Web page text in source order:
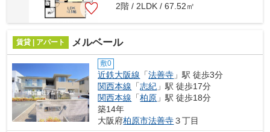
2階 / 2LDK / 67.52㎡
賃貸 | アパート メルベール
敷0
近鉄大阪線 「法善寺 」駅 徒歩3分
関西本線 「志紀 」駅 徒歩17分
関西本線 「柏原 」駅 徒歩18分
築14年
大阪府柏原市法善寺３丁目